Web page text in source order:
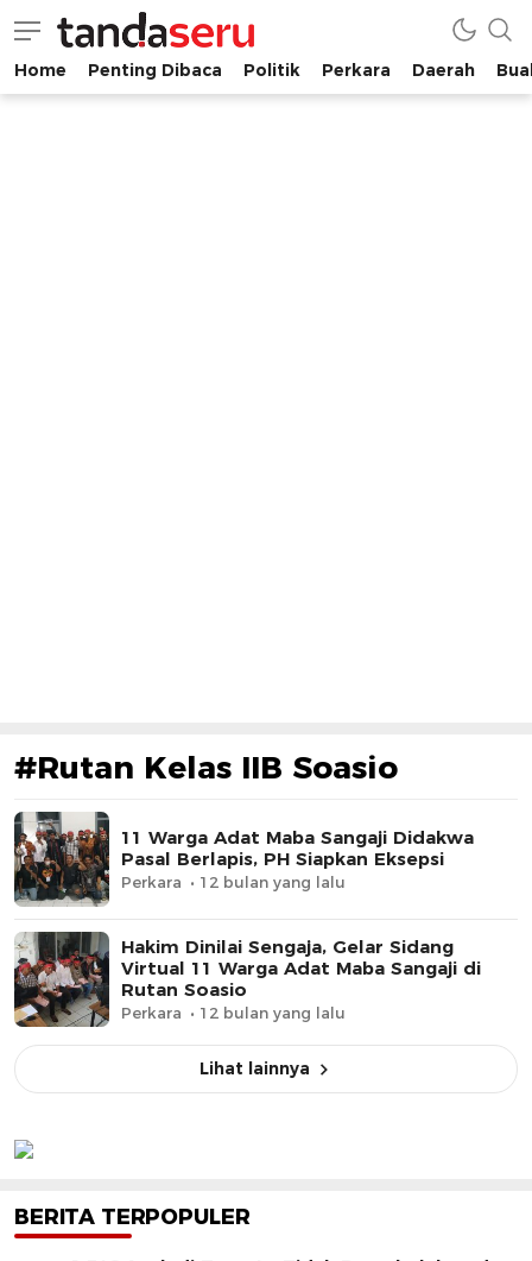
tandaseru.com | Penting Dibaca
tandaseru.com
Home Penting Dibaca Politik Perkara Daerah
#Rutan Kelas IIB Soasio
11 Warga Adat Maba Sangaji Didakwa
Pasal Berlapis, PH Siapkan Eksepsi
Perkara 12 bulan yang lalu
Hakim Dinilai Sengaja, Gelar Sidang
Virtual 11 Warga Adat Maba Sangaji di
Rutan Soasio
Perkara 12 bulan yang lalu
Lihat lainnya
BERITA TERPOPULER